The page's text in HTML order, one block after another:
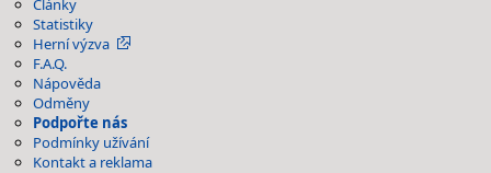
Články
Statistiky
Herní výzva
F.A.Q.
Nápověda
Odměny
Podpořte nás
Podmínky užívání
Kontakt a reklama